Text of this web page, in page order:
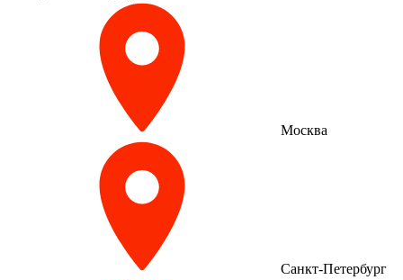
Москва
Санкт-Петербург